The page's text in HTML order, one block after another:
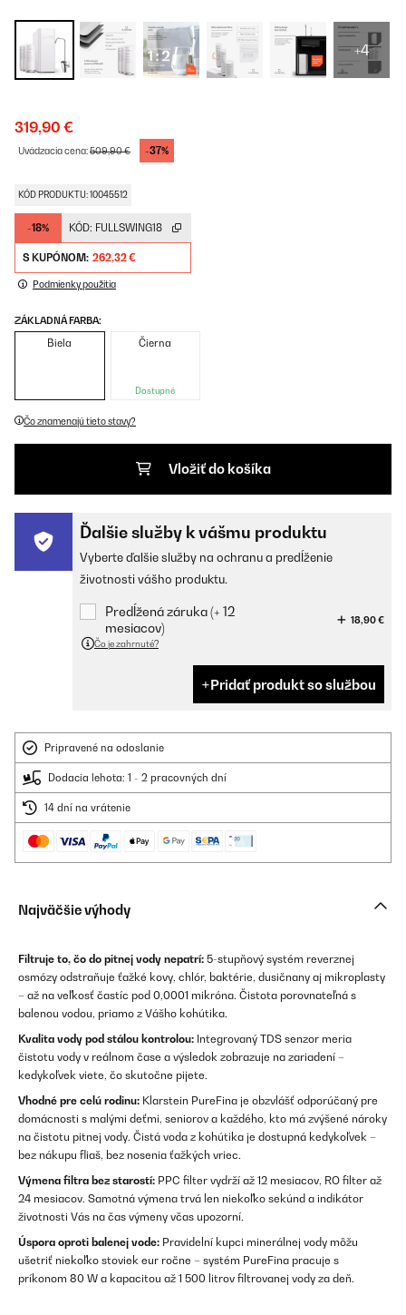
+4
319,90 €
Uvádzacia cena:509,90 € -37%
KÓD PRODUKTU: 10045512
-18% KÓD: FULLSWING18
S KUPÓNOM: 262,32 €
Podmienky použitia
ZÁKLADNÁ FARBA:
Biela Čierna
Dostupné
Čo znamenajú tieto stavy?
Vložiť do košíka
Ďalšie služby k vášmu produktu
Vyberte ďalšie služby na ochranu a predĺženie
životnosti vášho produktu.
Predĺžená záruka (+ 12
mesiacov)
18,90 €
Čo je zahrnuté?
Pridať produkt so službou
Pripravené na odoslanie
Dodacia lehota: 1 - 2 pracovných dní
14 dní na vrátenie
Najväčšie výhody
Filtruje to, čo do pitnej vody nepatrí: 5-stupňový systém reverznej
osmózy odstraňuje ťažké kovy, chlór, baktérie, dusičnany aj mikroplasty
– až na veľkosť častíc pod 0,0001 mikróna. Čistota porovnateľná s
balenou vodou, priamo z Vášho kohútika.
Kvalita vody pod stálou kontrolou: Integrovaný TDS senzor meria
čistotu vody v reálnom čase a výsledok zobrazuje na zariadení –
kedykoľvek viete, čo skutočne pijete.
Vhodné pre celú rodinu: Klarstein PureFina je obzvlášť odporúčaný pre
domácnosti s malými deťmi, seniorov a každého, kto má zvýšené nároky
na čistotu pitnej vody. Čistá voda z kohútika je dostupná kedykoľvek –
bez nákupu fliaš, bez nosenia ťažkých vriec.
Výmena filtra bez starostí: PPC filter vydrží až 12 mesiacov, RO filter až
24 mesiacov. Samotná výmena trvá len niekoľko sekúnd a indikátor
životnosti Vás na čas výmeny včas upozorní.
Úspora oproti balenej vode: Pravidelní kupci minerálnej vody môžu
ušetriť niekoľko stoviek eur ročne – systém PureFina pracuje s
príkonom 80 W a kapacitou až 1 500 litrov filtrovanej vody za deň.